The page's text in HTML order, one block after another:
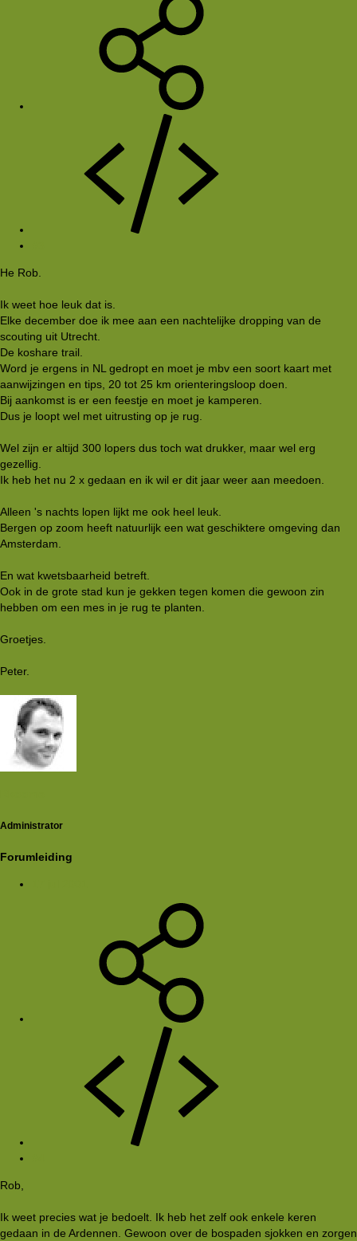
He Rob.
Ik weet hoe leuk dat is.
Elke december doe ik mee aan een nachtelijke dropping van de
scouting uit Utrecht.
De koshare trail.
Word je ergens in NL gedropt en moet je mbv een soort kaart met
aanwijzingen en tips, 20 tot 25 km orienteringsloop doen.
Bij aankomst is er een feestje en moet je kamperen.
Dus je loopt wel met uitrusting op je rug.
Wel zijn er altijd 300 lopers dus toch wat drukker, maar wel erg
gezellig.
Ik heb het nu 2 x gedaan en ik wil er dit jaar weer aan meedoen.
Alleen 's nachts lopen lijkt me ook heel leuk.
Bergen op zoom heeft natuurlijk een wat geschiktere omgeving dan
Amsterdam.
En wat kwetsbaarheid betreft.
Ook in de grote stad kun je gekken tegen komen die gewoon zin
hebben om een mes in je rug te planten.
Groetjes.
Peter.
Administrator
Forumleiding
Rob,
Ik weet precies wat je bedoelt. Ik heb het zelf ook enkele keren
gedaan in de Ardennen. Gewoon over de bospaden sjokken en zorgen